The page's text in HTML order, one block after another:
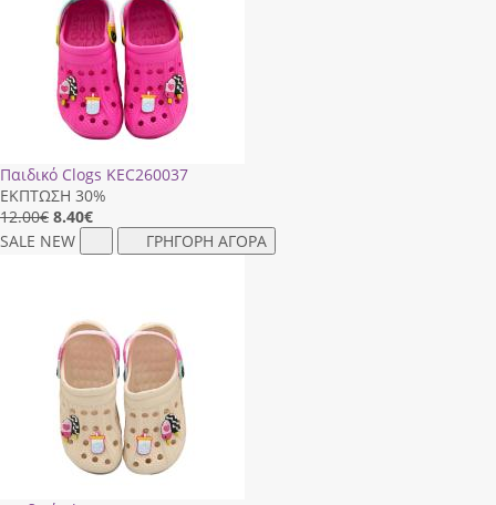
Παιδικό Clogs ΚΕC260037
ΕΚΠΤΩΣΗ 30%
12.00€ 8.40€
SALE NEW ΓΡΗΓΟΡΗ ΑΓΟΡΑ